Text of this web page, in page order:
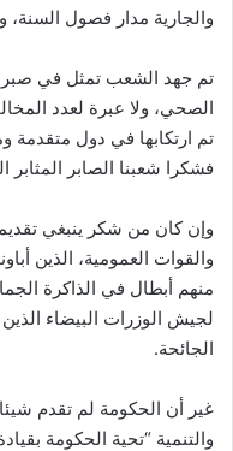
والجارية مدار فصول السنة،
تم جهد الشعب تمثل في صبر
الصحي، ولا عبرة لعدد
تم ارتكابها في دول
فشكرا شعبنا الصابر المثابر
وإن كان من شكر ينبغي
والقوات العمومية، الذين
منهم أبطال في الذاكرة
لجيش الوزرات البيضاء
الجائحة.
غير أن الحكومة لم تقدم
والتنمية “تحية الحكومة